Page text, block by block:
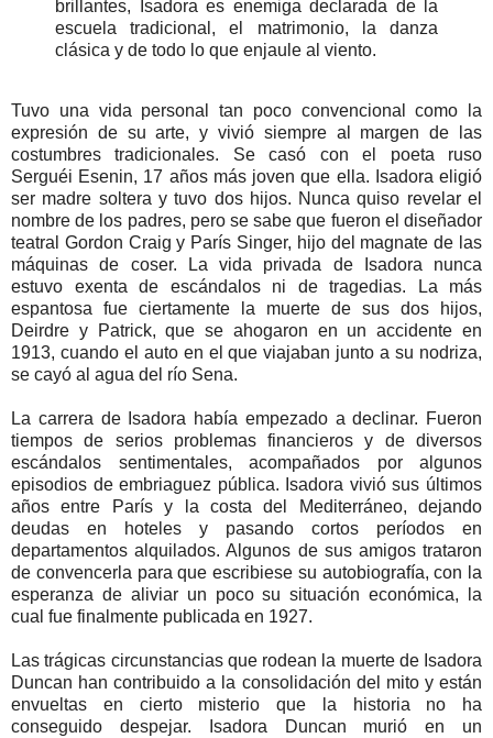
brillantes, Isadora es enemiga declarada de la
escuela tradicional, el matrimonio, la danza
clásica y de todo lo que enjaule al viento.
Tuvo una vida personal tan poco convencional como la
expresión de su arte, y vivió siempre al margen de las
costumbres tradicionales. Se casó con el poeta ruso
Serguéi Esenin, 17 años más joven que ella. Isadora eligió
ser madre soltera y tuvo dos hijos. Nunca quiso revelar el
nombre de los padres, pero se sabe que fueron el diseñador
teatral Gordon Craig y París Singer, hijo del magnate de las
máquinas de coser. La vida privada de Isadora nunca
estuvo exenta de escándalos ni de tragedias. La más
espantosa fue ciertamente la muerte de sus dos hijos,
Deirdre y Patrick, que se ahogaron en un accidente en
1913, cuando el auto en el que viajaban junto a su nodriza,
se cayó al agua del río Sena.
La carrera de Isadora había empezado a declinar. Fueron
tiempos de serios problemas financieros y de diversos
escándalos sentimentales, acompañados por algunos
episodios de embriaguez pública. Isadora vivió sus últimos
años entre París y la costa del Mediterráneo, dejando
deudas en hoteles y pasando cortos períodos en
departamentos alquilados. Algunos de sus amigos trataron
de convencerla para que escribiese su autobiografía, con la
esperanza de aliviar un poco su situación económica, la
cual fue finalmente publicada en 1927.
Las trágicas circunstancias que rodean la muerte de Isadora
Duncan han contribuido a la consolidación del mito y están
envueltas en cierto misterio que la historia no ha
conseguido despejar. Isadora Duncan murió en un